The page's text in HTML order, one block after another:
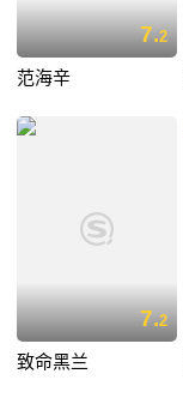
7.2
范海辛
7.2
致命黑兰